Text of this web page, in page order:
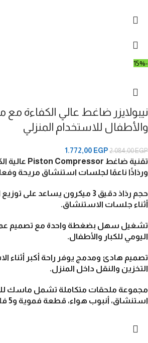
-15%
نيبولايزر ضاغط عالي الكفاءة مع
والأطفال للاستخدام المنزلي
2.084,00EGP
1.772,00 EGP
تقنية ضاغط Piston Compressor عالية الكفاءة
ورذاذًا ناعمًا لجلسات استنشاق مريحة
حجم رذاذ دقيق 3 ميكرون
يساعد على توزيع
أثناء جلسات الاستنشاق.
تشغيل سهل بضغطة واحدة مع تصميم
اليومي للكبار والأطفال.
تصميم هادئ ومدمج يوفر راحة أكبر
التخزين والنقل داخل المنزل.
مجموعة ملحقات متكاملة تشمل ماسك
استنشاق، أنبوب هواء، قطعة فموية و5 فلاتر إضافية